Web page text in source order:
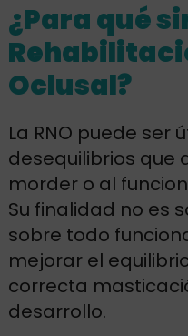
¿Para qué
Oclusal?
La RNO puede ser
desequilibrios que
morder o al
Su finalidad no es
sobre todo
mejorar el
correcta
desarrollo.